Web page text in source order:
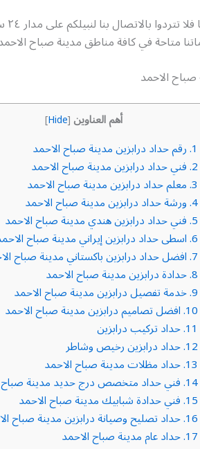
متاحة في كافة مناطق مدينة صباح
صباح الاحمد
أهم العناوين [
Hide
]
1. رقم حداد درابزين مدينة صباح الاحمد
2. فني حداد درابزين مدينة صباح الاحمد
3. معلم حداد درابزين مدينة صباح الاحمد
4. ورشة حداد درابزين مدينة صباح الاحمد
5. فني حداد درابزين هندي مدينة صباح الاحمد
6. اسطى حداد درابزين إيراني مدينة صباح
7. افضل حداد درابزين باكستاني مدينة صباح
8. حدادة درابزين مدينة صباح الاحمد
9. خدمة تفصيل درابزين مدينة صباح الاحمد
10. افضل تصاميم درابزين مدينة صباح الاحمد
11. حداد تركيب درابزين
12. حداد درابزين رخيص وشاطر
13. حداد مظلات مدينة صباح الاحمد
14. فني حداد متخصص درج حديد مدينة صباح
15. فني حدادة شبابيك مدينة صباح الاحمد
16. حداد تصليح وصيانة درابزين مدينة صباح
17. حداد عام مدينة صباح الاحمد